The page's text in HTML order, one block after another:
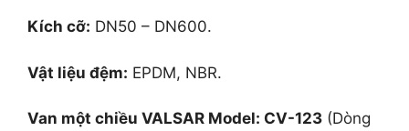
Kích cỡ: DN50 – DN600.
Vật liệu đệm: EPDM, NBR.
Van một chiều VALSAR Model: CV-123 (Dòng